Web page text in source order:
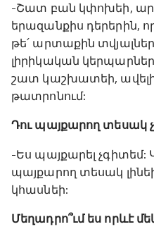
-Շատ բան կփոխեի,
երազանքիս դերերին,
թե՛ արտաքին
լիրիկական
շատ կաշխատեի, ավելի
թատրոնում:
Դու պայքարող տեսակ
-Ես պայքարել
պայքարող տեսակ
կհասնեի:
Մեղադրո՞ւմ ես որևէ